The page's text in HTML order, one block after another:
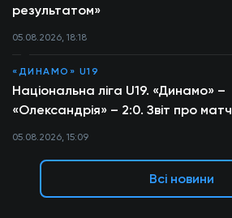
результатом»
05.08.2026, 18:18
«ДИНАМО» U19
Національна ліга U19. «Динамо» –
«Олександрія» – 2:0. Звіт про матч
05.08.2026, 15:09
Всі новини